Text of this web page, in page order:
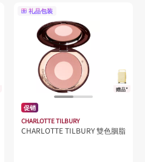
礼品包装
赠品*
促销
CHARLOTTE TILBURY
CHARLOTTE TILBURY 雙色胭脂